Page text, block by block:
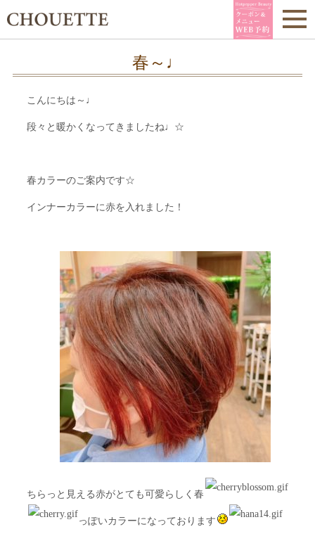
春～♩
こんにちは～♩
段々と暖かくなってきましたね♩☆
春カラーのご案内です☆
インナーカラーに赤を入れました！
ちらっと見える赤がとても可愛らしく春
っぽいカラーになっております